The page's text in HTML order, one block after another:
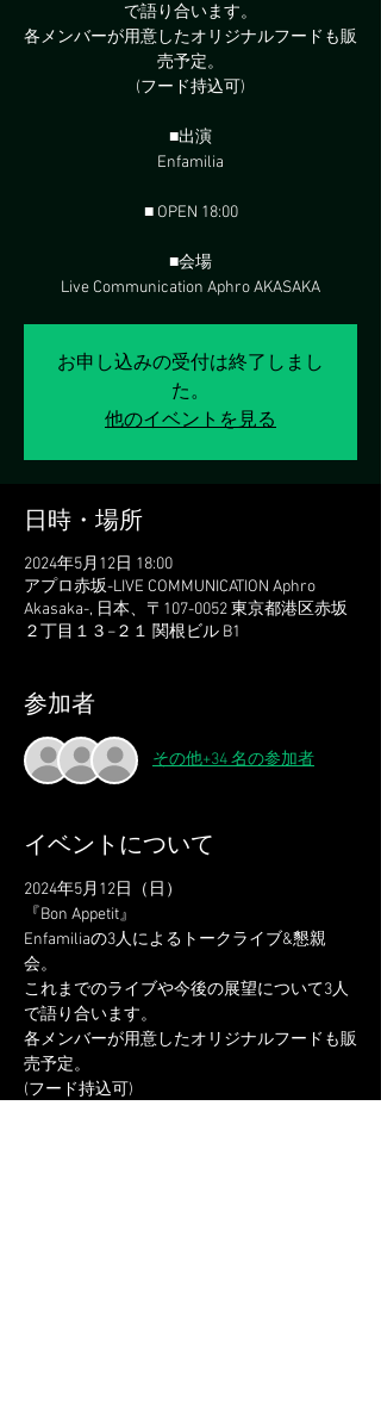
で語り合います。
各メンバーが用意したオリジナルフードも販
売予定。
(フード持込可)
■出演
Enfamilia
■ OPEN 18:00
■会場
Live Communication Aphro AKASAKA
お申し込みの受付は終了しまし
た。
他のイベントを見る
日時・場所
2024年5月12日 18:00
アプロ赤坂-LIVE COMMUNICATION Aphro
Akasaka-, 日本、〒107-0052 東京都港区赤坂
２丁目１３−２１ 関根ビル B1
参加者
その他+34 名の参加者
イベントについて
2024年5月12日（日）
『Bon Appetit』
Enfamiliaの3人によるトークライブ&懇親
会。
これまでのライブや今後の展望について3人
で語り合います。
各メンバーが用意したオリジナルフードも販
売予定。
(フード持込可)